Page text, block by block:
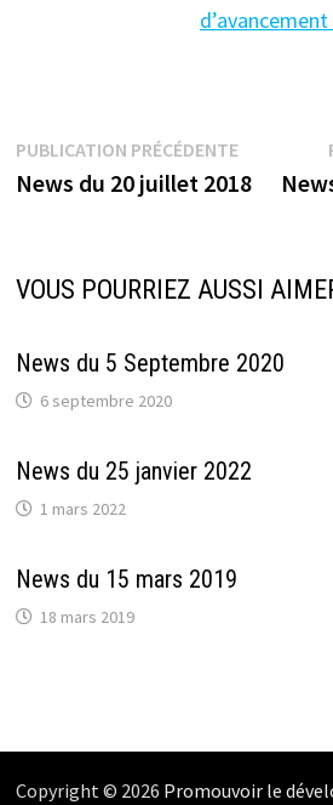
d’avancement
Navigation
de
PUBLICATION PRÉCÉDENTE
News du 20 juillet 2018
VOUS POURRIEZ AUSSI
News du 5 Septembre 2020
6 septembre 2020
News du 25 janvier 2022
1 mars 2022
News du 15 mars 2019
18 mars 2019
Copyright © 2026 Promouvoir le